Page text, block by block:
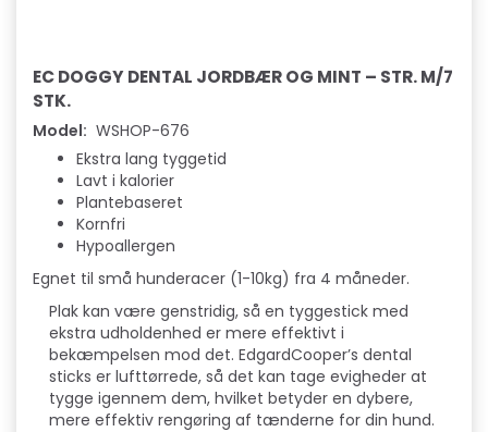
EC DOGGY DENTAL JORDBÆR OG MINT – STR. M/7
STK.
Model: WSHOP-676
Ekstra lang tyggetid
Lavt i kalorier
Plantebaseret
Kornfri
Hypoallergen
Egnet til små hunderacer (1-10kg) fra 4 måneder.
Plak kan være genstridig, så en tyggestick med
ekstra udholdenhed er mere effektivt i
bekæmpelsen mod det. EdgardCooper’s dental
sticks er lufttørrede, så det kan tage evigheder at
tygge igennem dem, hvilket betyder en dybere,
mere effektiv rengøring af tænderne for din hund.